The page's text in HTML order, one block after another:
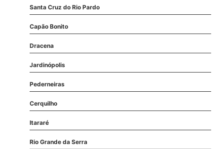
Santa Cruz do Rio Pardo
Capão Bonito
Dracena
Jardinópolis
Pederneiras
Cerquilho
Itararé
Rio Grande da Serra